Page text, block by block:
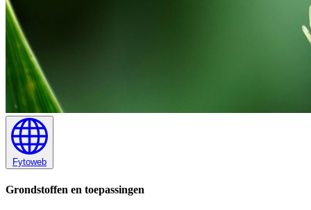
Fytoweb
Grondstoffen en toepassingen